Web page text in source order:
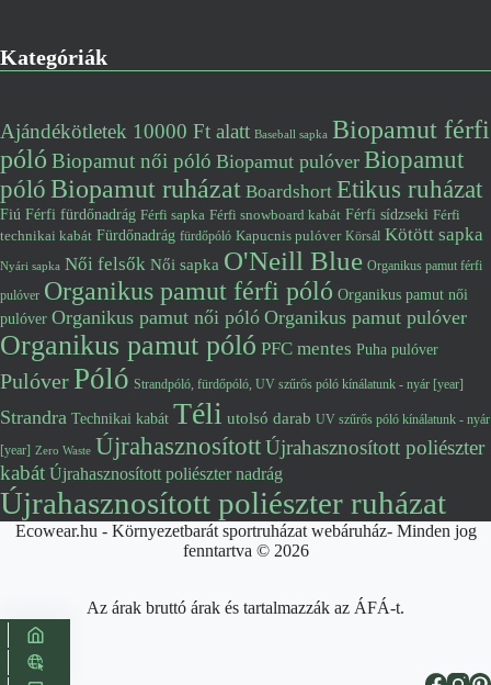
Kategóriák
Ajándékötletek 10000 Ft alatt Baseball sapka Biopamut férfi
póló Biopamut női póló Biopamut pulóver Biopamut
pólóBiopamut ruházat Boardshort Etikus ruházat
Fiú Férfi fürdőnadrág Férfi sapka Férfi snowboard kabát Férfi sídzseki Férfi
technikai kabát Fürdőnadrág fürdőpóló Kapucnis pulóver Körsál Kötött sapka
Nyári sapka Női felsők Női sapka O'Neill Blue Organikus pamut férfi
pulóver Organikus pamut férfi póló Organikus pamut női
pulóver Organikus pamut női póló Organikus pamut pulóver
Organikus pamut póló PFC mentes Puha pulóver
PulóverPóló Strandpóló, fürdőpóló, UV szűrős póló kínálatunk - nyár [year]
Strandra Technikai kabát Téli utolsó darab UV szűrős póló kínálatunk - nyár
[year] Zero Waste ÚjrahasznosítottÚjrahasznosított poliészter
kabát Újrahasznosított poliészter nadrág
Újrahasznosított poliészter ruházat
Ecowear.hu - Környezetbarát sportruházat webáruház- Minden jog
fenntartva © 2026
Az árak bruttó árak és tartalmazzák az ÁFÁ-t.